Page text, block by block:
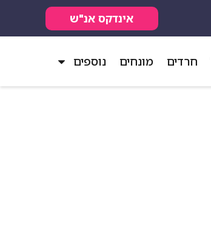
אינדקס אנ"ש
חרדים מונחים נוספים